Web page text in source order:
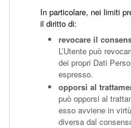
In particolare, nei limiti
il diritto di:
revocare il
L’Utente può
dei propri Dati
espresso.
opporsi al
può opporsi al
esso avviene in
diversa dal